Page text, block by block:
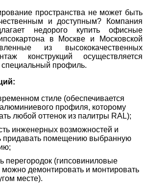
пространства не может быть
и доступным? Компания
недорого купить офисные
в Москве и Московской
из высококачественных
конструкций осуществляется
специальный профиль.
стиле (обеспечивается
алюминиевого профиля, которому
любой оттенок из палитры RAL);
инженерных возможностей и
придавать помещению выбранную
перегородок (гипсовиниловые
можно демонтировать и монтировать
месте).